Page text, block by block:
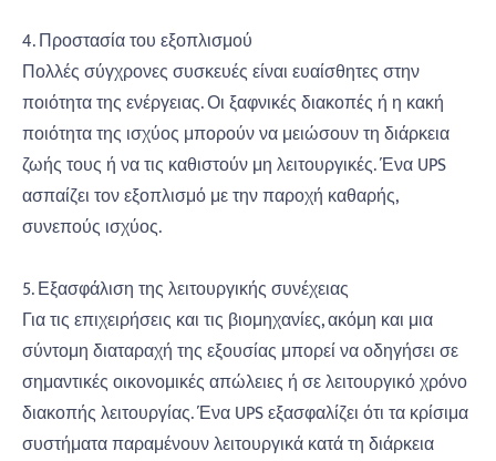
4. Προστασία του εξοπλισμού
Πολλές σύγχρονες συσκευές είναι ευαίσθητες στην
ποιότητα της ενέργειας. Οι ξαφνικές διακοπές ή η κακή
ποιότητα της ισχύος μπορούν να μειώσουν τη διάρκεια
ζωής τους ή να τις καθιστούν μη λειτουργικές. Ένα UPS
ασπαίζει τον εξοπλισμό με την παροχή καθαρής,
συνεπούς ισχύος.
5. Εξασφάλιση της λειτουργικής συνέχειας
Για τις επιχειρήσεις και τις βιομηχανίες, ακόμη και μια
σύντομη διαταραχή της εξουσίας μπορεί να οδηγήσει σε
σημαντικές οικονομικές απώλειες ή σε λειτουργικό χρόνο
διακοπής λειτουργίας. Ένα UPS εξασφαλίζει ότι τα κρίσιμα
συστήματα παραμένουν λειτουργικά κατά τη διάρκεια